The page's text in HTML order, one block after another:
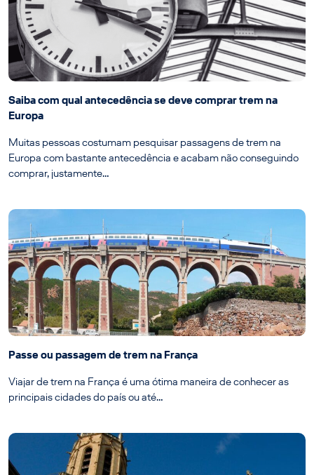
Saiba com qual antecedência se deve comprar trem na
Europa
Muitas pessoas costumam pesquisar passagens de trem na
Europa com bastante antecedência e acabam não conseguindo
comprar, justamente…
Passe ou passagem de trem na França
Viajar de trem na França é uma ótima maneira de conhecer as
principais cidades do país ou até…